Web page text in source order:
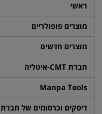
ראשי
מוצרים פופולריים
מוצרים חדשים
חברת CMT-איטליה
Manpa Tools
דיסקים וכרסומים של חברת SABURR-מארה"ב